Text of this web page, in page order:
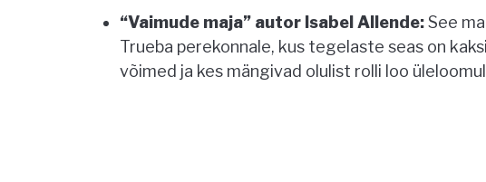
“Vaimude maja” autor Isabel Allende:See
Trueba perekonnale, kus tegelaste seas on
võimed ja kes mängivad olulist rolli loo